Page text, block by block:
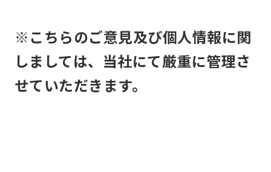
※こちらのご意見及び個人情報に関
しましては、当社にて厳重に管理さ
せていただきます。